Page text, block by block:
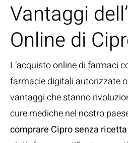
Vantaggi
Online di
L’acquisto online di farmaci
farmacie digitali autorizzate
vantaggi che stanno
cure mediche nel nostro
comprare Cipro senza